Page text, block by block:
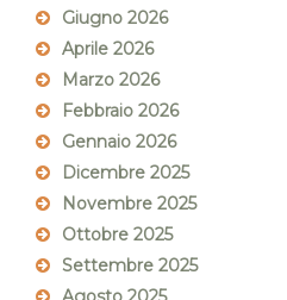
Giugno 2026
Aprile 2026
Marzo 2026
Febbraio 2026
Gennaio 2026
Dicembre 2025
Novembre 2025
Ottobre 2025
Settembre 2025